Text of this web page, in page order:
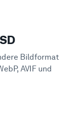
Bildformat
AVIF und